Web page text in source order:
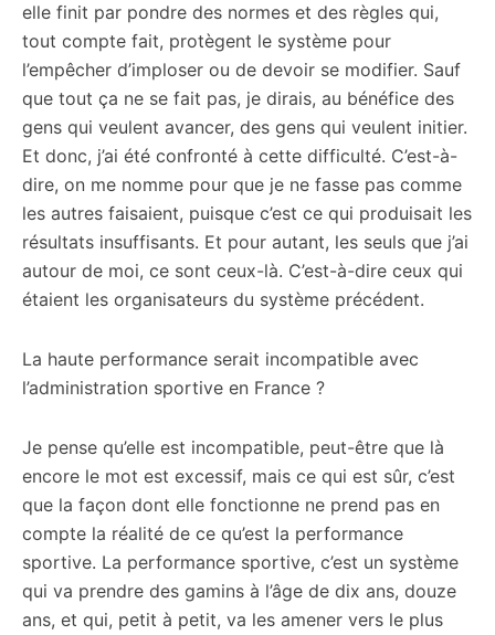
elle finit par pondre des normes et des règles qui,
tout compte fait, protègent le système pour
l’empêcher d’imploser ou de devoir se modifier. Sauf
que tout ça ne se fait pas, je dirais, au bénéfice des
gens qui veulent avancer, des gens qui veulent initier.
Et donc, j’ai été confronté à cette difficulté. C’est-à-
dire, on me nomme pour que je ne fasse pas comme
les autres faisaient, puisque c’est ce qui produisait les
résultats insuffisants. Et pour autant, les seuls que j’ai
autour de moi, ce sont ceux-là. C’est-à-dire ceux qui
étaient les organisateurs du système précédent.
La haute performance serait incompatible avec
l’administration sportive en France ?
Je pense qu’elle est incompatible, peut-être que là
encore le mot est excessif, mais ce qui est sûr, c’est
que la façon dont elle fonctionne ne prend pas en
compte la réalité de ce qu’est la performance
sportive. La performance sportive, c’est un système
qui va prendre des gamins à l’âge de dix ans, douze
ans, et qui, petit à petit, va les amener vers le plus